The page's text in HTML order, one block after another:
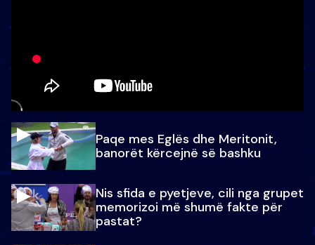
Paqe mes Eglës dhe Meritonit,
banorët kërcejnë së bashku
Nis sfida e pyetjeve, cili nga grupet
memorizoi më shumë fakte për
pastat?